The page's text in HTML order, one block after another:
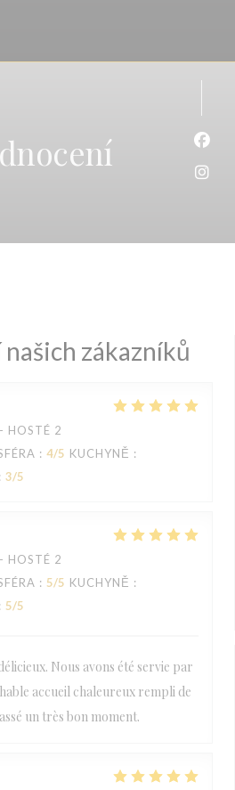
zákazníků
HOSTÉ 2
: 4/5 KUCHYNĚ :
3/5
HOSTÉ 2
: 5/5 KUCHYNĚ :
5/5
Nous avons été servie par
accueil chaleureux rempli de
un très bon moment.